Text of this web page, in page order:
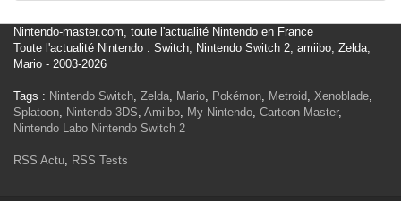
Nintendo-master.com, toute l'actualité Nintendo en France
Toute l'actualité Nintendo : Switch, Nintendo Switch 2, amiibo, Zelda,
Mario - 2003-2026
Tags : Nintendo Switch, Zelda, Mario, Pokémon, Metroid, Xenoblade,
Splatoon, Nintendo 3DS, Amiibo, My Nintendo, Cartoon Master,
Nintendo Labo Nintendo Switch 2
RSS Actu, RSS Tests